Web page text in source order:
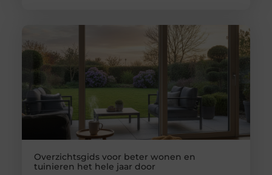
Overzichtsgids voor beter wonen en
tuinieren het hele jaar door